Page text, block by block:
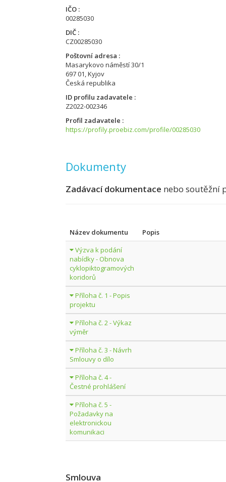
IČO
00285030
DIČ
CZ00285030
Poštovní adresa
Masarykovo náměstí 30/1
697 01, Kyjov
Česká republika
ID profilu zadavatele
Z2022-002346
Profil zadavatele
https://profily.proebiz.com/profile/00285030
Dokumenty
Zadávací dokumentace nebo soutěžní
Název dokumentu
Popis
Výzva k podání
nabídky - Obnova
cyklopiktogramových
koridorů
Příloha č. 1 - Popis
projektu
Příloha č. 2 - Výkaz
výměr
Příloha č. 3 - Návrh
Smlouvy o dílo
Příloha č. 4 -
Čestné prohlášení
Příloha č. 5 -
Požadavky na
elektronickou
komunikaci
Smlouva